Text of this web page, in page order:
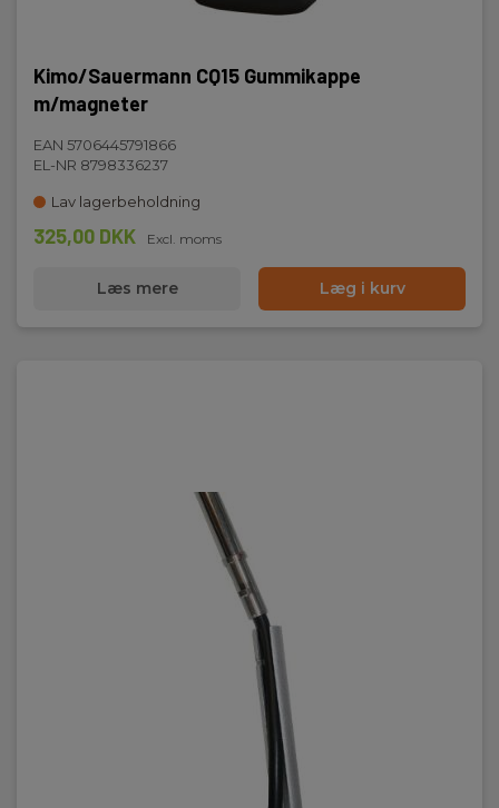
Kimo/Sauermann CQ15 Gummikappe
m/magneter
EAN 5706445791866
EL-NR 8798336237
Lav lagerbeholdning
325,00 DKK Excl. moms
Læs mere Læg i kurv